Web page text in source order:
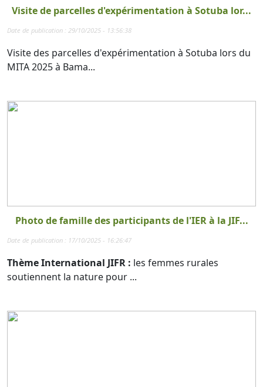
Visite de parcelles d'expérimentation à Sotuba lor...
Date de publication : 29/10/2025 - 13:56:38
Visite des parcelles d'expérimentation à Sotuba lors du
MITA 2025 à Bama...
Photo de famille des participants de l'IER à la JIF...
Date de publication : 17/10/2025 - 16:26:47
Thème International JIFR : les femmes rurales
soutiennent la nature pour ...